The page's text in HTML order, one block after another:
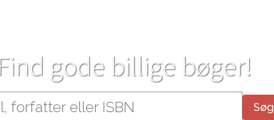
Find gode billige bøger!
Søg